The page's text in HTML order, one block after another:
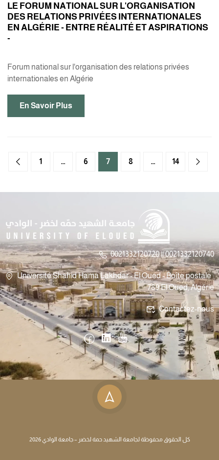
LE FORUM NATIONAL SUR L'ORGANISATION
DES RELATIONS PRIVÉES INTERNATIONALES
EN ALGÉRIE - ENTRE RÉALITÉ ET ASPIRATIONS
-
Forum national sur l'organisation des relations privées
internationales en Algérie
En Savoir Plus
1 … 6 7 8 … 14
0021332120720 || 0021332120740
Université Shahid Hama Lakhdar - El Oued - Boîte postale :
789 El Oued, Algérie
Contactez-nous
كل الحقوق محفوظة لجامعة الشهيد حمة لخضر – جامعة الوادي 2026